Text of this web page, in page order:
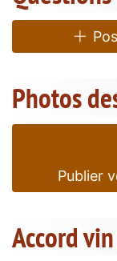
Photos
Publier
Accord